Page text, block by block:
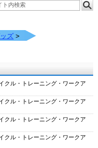
ズ >
ル・トレーニング・ワークア
ル・トレーニング・ワークア
ル・トレーニング・ワークア
ル・トレーニング・ワークア